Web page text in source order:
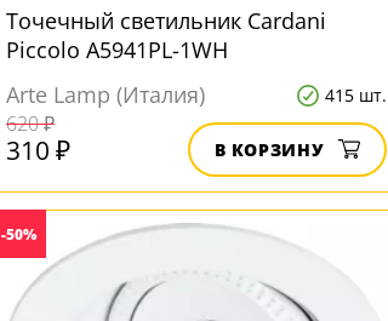
Точечный светильник Cardani
Piccolo A5941PL-1WH
Arte Lamp (Италия)
415 шт.
620 ₽
310 ₽ В КОРЗИНУ
-50%